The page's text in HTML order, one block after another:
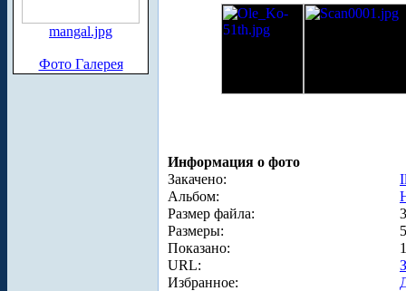
mangal.jpg
Фото Галерея
Информация о фото
Закачено:
Альбом:
Размер файла:
Размеры:
Показано:
URL:
Избранное: